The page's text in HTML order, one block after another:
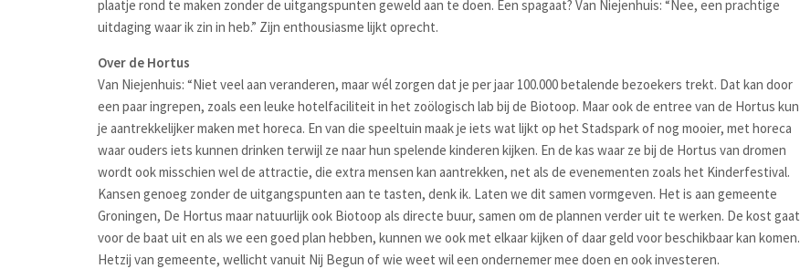
plaatje rond te maken zonder de uitgangspunten geweld aan te doen. Een spagaat? Van Niejenhuis: “Nee, een prachtige
uitdaging waar ik zin in heb.” Zijn enthousiasme lijkt oprecht.
Over de Hortus
Van Niejenhuis: “Niet veel aan veranderen, maar wél zorgen dat je per jaar 100.000 betalende bezoekers trekt. Dat kan door
een paar ingrepen, zoals een leuke hotelfaciliteit in het zoölogisch lab bij de Biotoop. Maar ook de entree van de Hortus kun
je aantrekkelijker maken met horeca. En van die speeltuin maak je iets wat lijkt op het Stadspark of nog mooier, met horeca
waar ouders iets kunnen drinken terwijl ze naar hun spelende kinderen kijken. En de kas waar ze bij de Hortus van dromen
wordt ook misschien wel de attractie, die extra mensen kan aantrekken, net als de evenementen zoals het Kinderfestival.
Kansen genoeg zonder de uitgangspunten aan te tasten, denk ik. Laten we dit samen vormgeven. Het is aan gemeente
Groningen, De Hortus maar natuurlijk ook Biotoop als directe buur, samen om de plannen verder uit te werken. De kost gaat
voor de baat uit en als we een goed plan hebben, kunnen we ook met elkaar kijken of daar geld voor beschikbaar kan komen.
Hetzij van gemeente, wellicht vanuit Nij Begun of wie weet wil een ondernemer mee doen en ook investeren.